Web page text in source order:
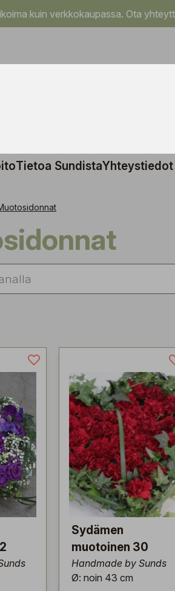
kuin verkkokaupassa. Ota
Tietoa SundistaYhteystiedot
Sydämen
muotoinen 30
Handmade by Sunds
Ø: noin 43 cm